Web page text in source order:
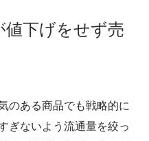
下げをせず売
のある商品でも戦略的に
ぎないよう流通量を絞っ